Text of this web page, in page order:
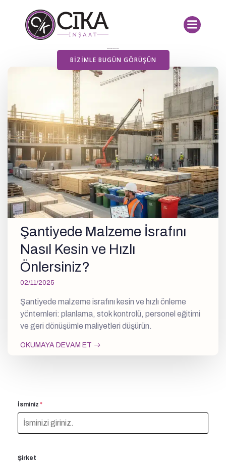
BIZIMLE BUGÜN GÖRÜŞÜN
Yayımlanan Yazılarımız
Şantiyede Malzeme İsrafını
Nasıl Kesin ve Hızlı
Önlersiniz?
02/11/2025
Şantiyede malzeme israfını kesin ve hızlı önleme
yöntemleri: planlama, stok kontrolü, personel eğitimi
ve geri dönüşümle maliyetleri düşürün.
OKUMAYA DEVAM ET
İsminiz *
Şirket